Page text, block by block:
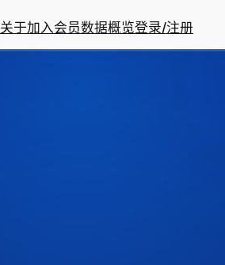
关于加入会员数据概览登录/注册